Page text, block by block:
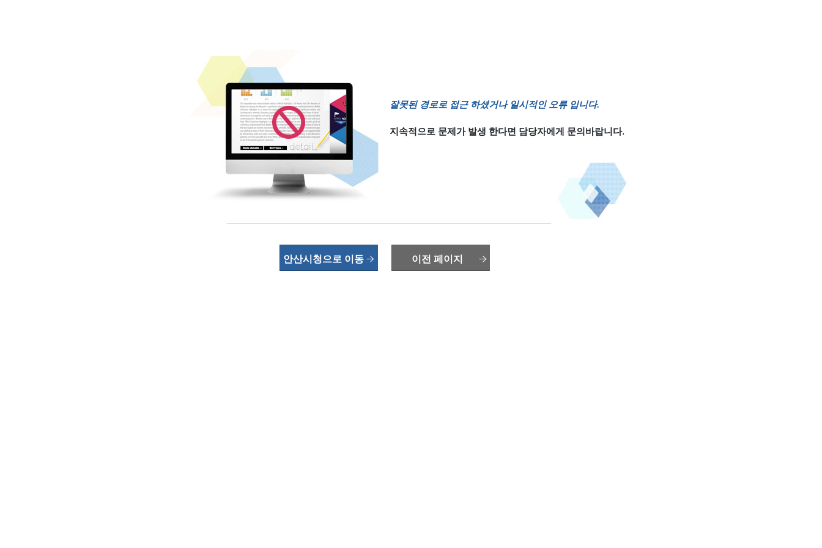
잘못된 경로로 접근 하셨거나 일시적인 오류 입니다.
지속적으로 문제가 발생 한다면 담당자에게 문의바랍니다.
안산시청으로 이동 이전 페이지